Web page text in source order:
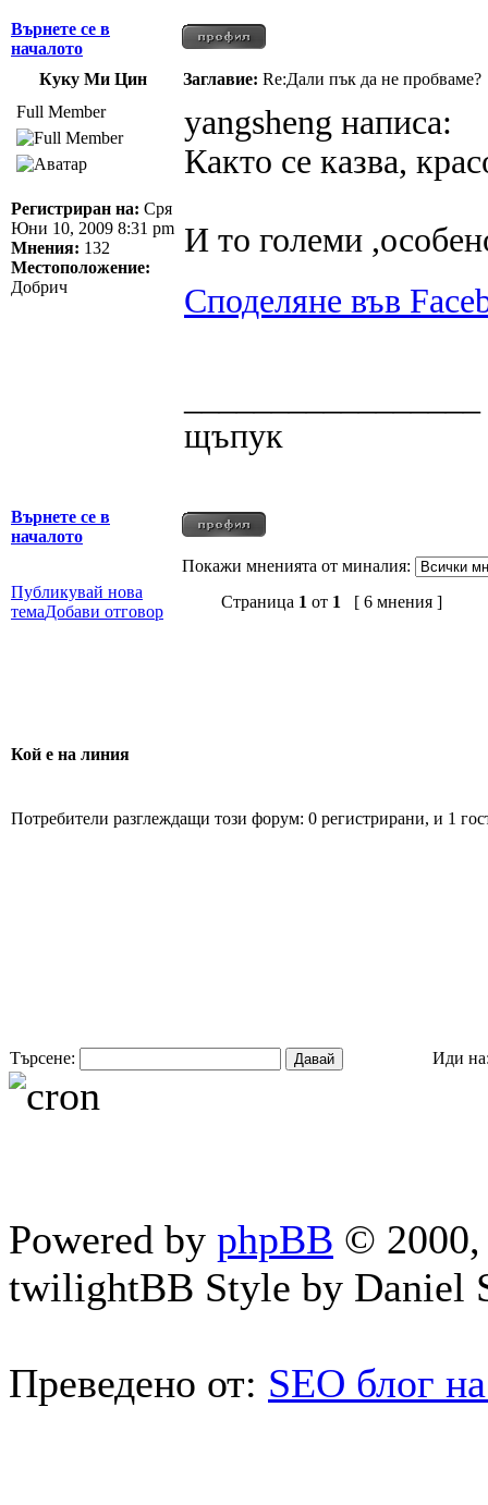
Върнете се в
началото
Куку Ми Цин
Заглавие: Re:Дали пък да не пробваме?
Full Member
Регистриран на: Сря
Юни 10, 2009 8:31 pm
Мнения: 132
Местоположение:
Добрич
yangsheng написа:
Както се казва,
И то големи
Споделяне във
щъпук
Върнете се в
началото
Покажи мненията от миналия:
Публикувай нова
темаДобави отговор
Страница 1 от 1 [ 6 мнения ]
Кой е на линия
Потребители разглеждащи този форум: 0 регистрирани, и 1
Търсене: Иди
Powered by phpBB © 2000,
twilightBB Style by Daniel
Преведено от: SEO блог